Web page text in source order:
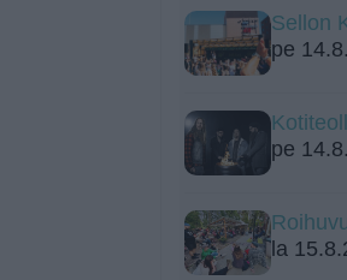
Sellon
pe
pe
la